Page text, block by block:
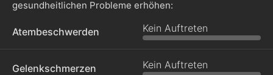
gesundheitlichen Probleme erhöhen:
Atembeschwerden Kein Auftreten
Gelenkschmerzen Kein Auftreten